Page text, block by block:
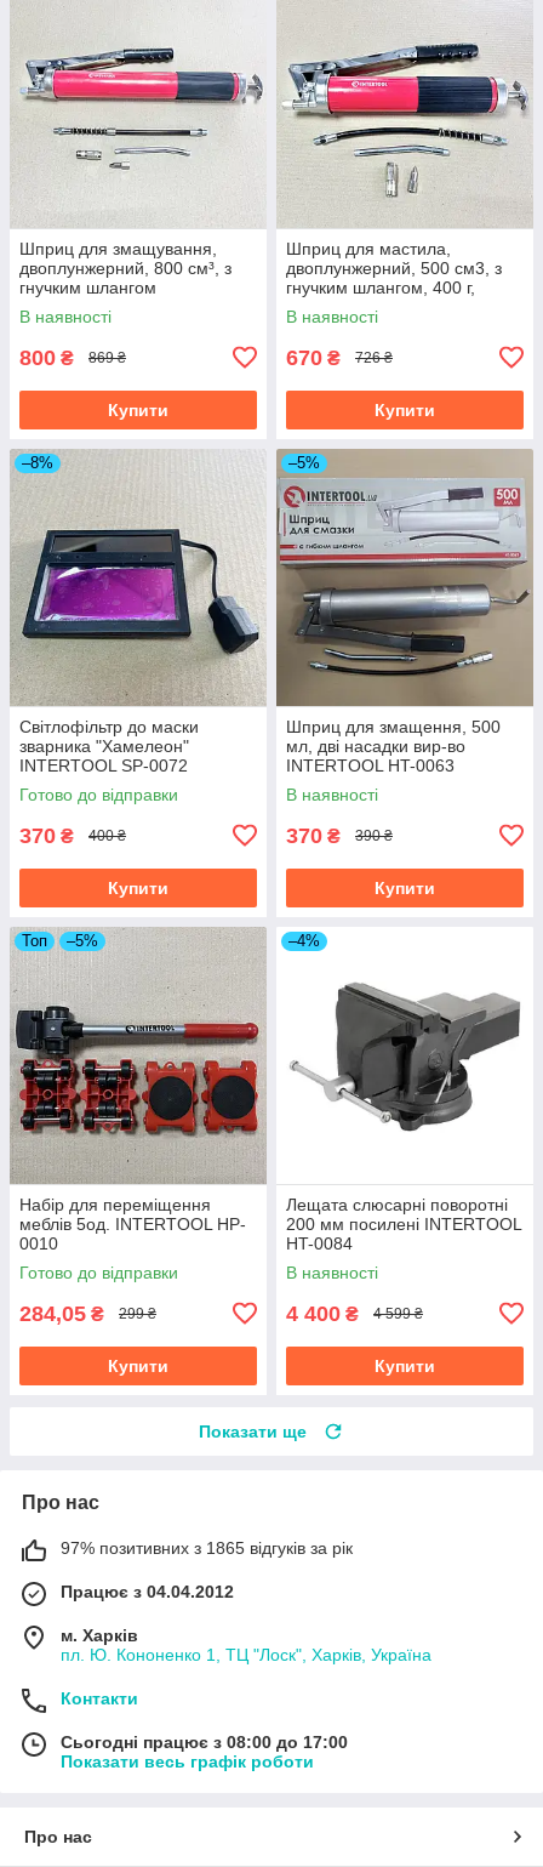
Шприц для змащування,
двоплунжерний, 800 см³, з
гнучким шлангом
INTERTOOL AT-3061
В наявності
800 ₴ 869 ₴
Купити
Шприц для мастила,
двоплунжерний, 500 см3, з
гнучким шлангом, 400 г,
євротуба INTERTOOL AT-
3060
В наявності
670 ₴ 726 ₴
Купити
–8%
Світлофільтр до маски
зварника "Хамелеон"
INTERTOOL SP-0072
Готово до відправки
370 ₴ 400 ₴
Купити
–5%
Шприц для змащення, 500
мл, дві насадки вир-во
INTERTOOL HT-0063
В наявності
370 ₴ 390 ₴
Купити
Топ –5%
Набір для переміщення
меблів 5од. INTERTOOL HP-
0010
Готово до відправки
284,05 ₴ 299 ₴
Купити
–4%
Лещата слюсарні поворотні
200 мм посилені INTERTOOL
HT-0084
В наявності
4 400 ₴ 4 599 ₴
Купити
Показати ще
Про нас
97% позитивних з 1865 відгуків за рік
Працює з 04.04.2012
м. Харків
пл. Ю. Кононенко 1, ТЦ "Лоск", Харків, Україна
Контакти
Сьогодні працює з 08:00 до 17:00
Показати весь графік роботи
Про нас